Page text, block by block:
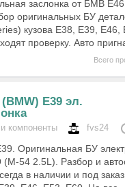
заслонка от БМВ
оригинальных БУ
кузова Е38, Е39, Е46,
проверку. Авто
Всего
E39 эл.
компоненты fvs24
Оригинальная БУ
54 2.5L). Разбор и
в наличии и под